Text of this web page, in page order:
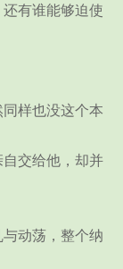
有谁能够迫使
样也没这个本
交给他，却并
动荡，整个纳